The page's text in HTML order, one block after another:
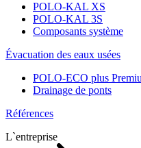
POLO-KAL XS
POLO-KAL 3S
Composants système
Évacuation des eaux usées
POLO-ECO plus
Drainage de ponts
Références
L`entreprise